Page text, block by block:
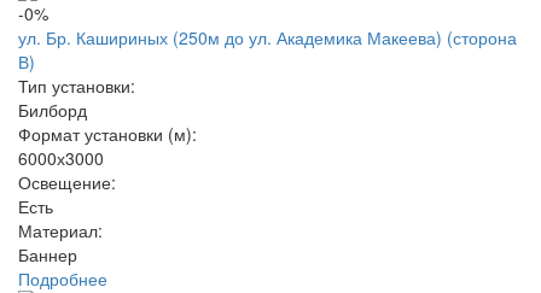
-0%
ул. Бр. Кашириных (250м до ул. Академика Макеева) (сторона
В)
Тип установки:
Билборд
Формат установки (м):
6000х3000
Освещение:
Есть
Материал:
Баннер
Подробнее